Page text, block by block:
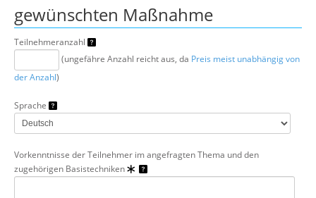
gewünschten Maßnahme
Teilnehmeranzahl
(ungefähre Anzahl reicht aus, da Preis meist unabhängig von
der Anzahl)
Sprache
Vorkenntnisse der Teilnehmer im angefragten Thema und den
zugehörigen Basistechniken